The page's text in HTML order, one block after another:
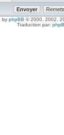
by phpBB © 2000, 2002,
Traduction par: